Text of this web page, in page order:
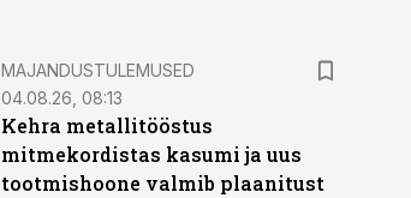
MAJANDUSTULEMUSED
04.08.26, 08:13
Kehra metallitööstus
mitmekordistas kasumi ja uus
tootmishoone valmib plaanitust